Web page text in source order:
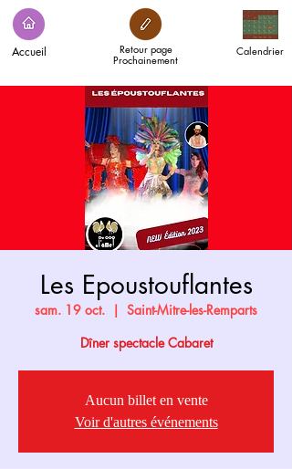
Accueil Calendrier
Retour page
Prochainement
Les Epoustouflantes
sam. 19 oct.
  |
Saint-Mitre-les-Remparts
Dîner spectacle Cabaret
Aucun billet en vente
Voir d'autres événements